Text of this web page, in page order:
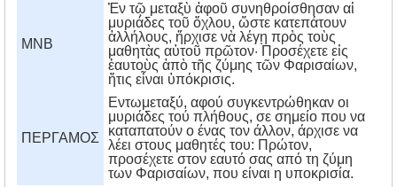
MNB
Ἐν τῷ μεταξὺ ἀφοῦ συνηθροίσθησαν αἱ
μυριάδες τοῦ ὄχλου, ὥστε κατεπάτουν
ἀλλήλους, ἤρχισε νὰ λέγῃ πρὸς τοὺς
μαθητὰς αὑτοῦ πρῶτον· Προσέχετε εἰς
ἑαυτοὺς ἀπὸ τῆς ζύμης τῶν Φαρισαίων,
ἥτις εἶναι ὑπόκρισις.
ΠΕΡΓΑΜΟΣ
Eντωμεταξύ, αφού συγκεντρώθηκαν οι
μυριάδες τού πλήθους, σε σημείο που να
καταπατούν ο ένας τον άλλον, άρχισε να
λέει στους μαθητές του: Πρώτον,
προσέχετε στον εαυτό σας από τη ζύμη
των Φαρισαίων, που είναι η υποκρισία.